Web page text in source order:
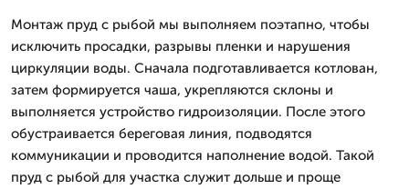
Монтаж пруд с рыбой мы выполняем поэтапно, чтобы
исключить просадки, разрывы пленки и нарушения
циркуляции воды. Сначала подготавливается котлован,
затем формируется чаша, укрепляются склоны и
выполняется устройство гидроизоляции. После этого
обустраивается береговая линия, подводятся
коммуникации и проводится наполнение водой. Такой
пруд с рыбой для участка служит дольше и проще